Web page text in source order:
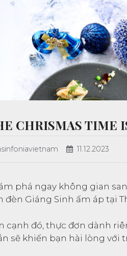
CHRISMAS TIME
11.12.2023
phá ngay không gian
đèn Giáng Sinh ấm áp tại
cạnh đó, thực đơn dành
sẽ khiến bạn hài lòng với